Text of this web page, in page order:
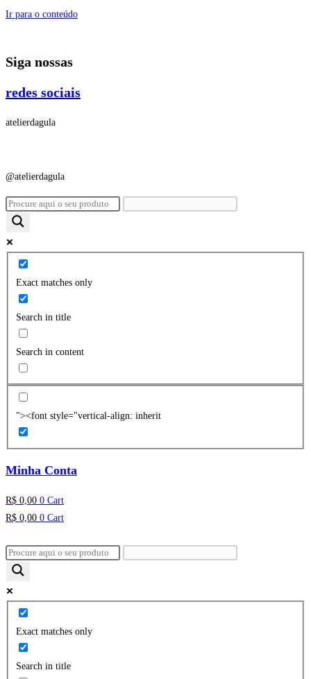
Ir para o conteúdo
Siga nossas
redes sociais
atelierdagula
@atelierdagula
Exact matches only
Search in title
Search in content
"><font style="vertical-align: inherit
Minha Conta
R$ 0,00 0 Cart
R$ 0,00 0 Cart
Exact matches only
Search in title